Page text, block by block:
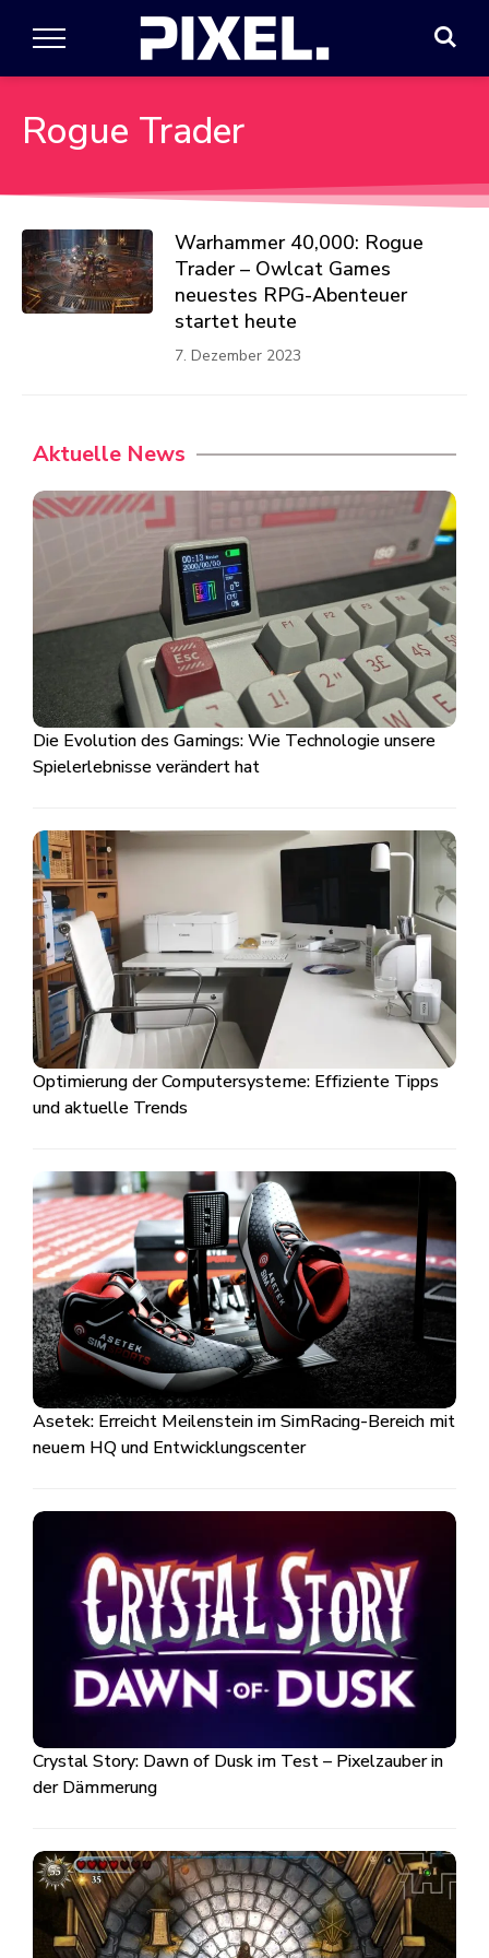
Rogue Trader
Warhammer 40,000: Rogue
Trader – Owlcat Games
neuestes RPG-Abenteuer
startet heute
7. Dezember 2023
Aktuelle News
Die Evolution des Gamings: Wie Technologie unsere
Spielerlebnisse verändert hat
Optimierung der Computersysteme: Effiziente Tipps
und aktuelle Trends
Asetek: Erreicht Meilenstein im SimRacing-Bereich mit
neuem HQ und Entwicklungscenter
Crystal Story: Dawn of Dusk im Test – Pixelzauber in
der Dämmerung